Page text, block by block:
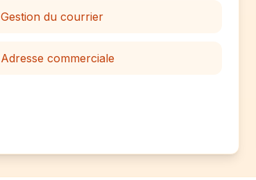
Gestion du courrier
Adresse commerciale